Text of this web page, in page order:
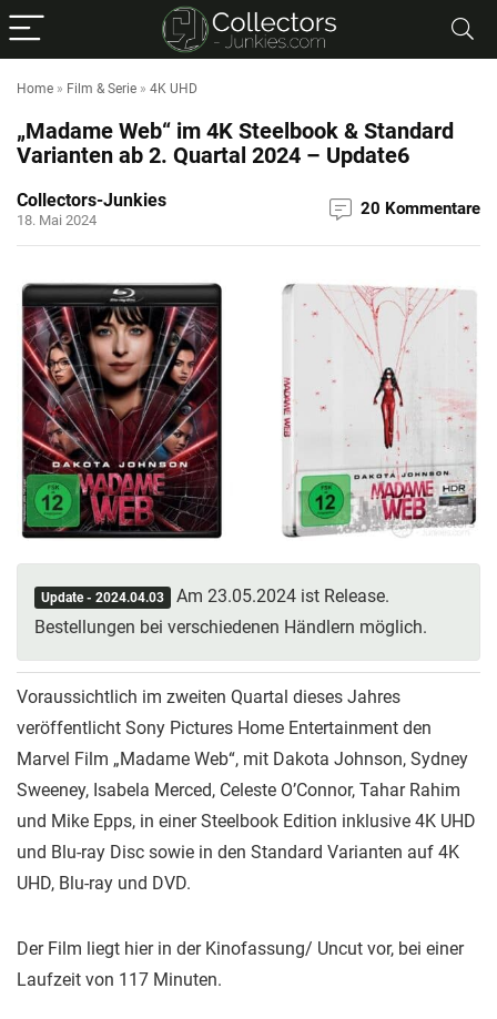
Home » Film & Serie » 4K UHD
„Madame Web“ im 4K Steelbook & Standard
Varianten ab 2. Quartal 2024 – Update6
Collectors-Junkies
18. Mai 2024
20 Kommentare
Update - 2024.04.03
Am 23.05.2024 ist Release.
Bestellungen bei verschiedenen Händlern möglich.
Voraussichtlich im zweiten Quartal dieses Jahres
veröffentlicht Sony Pictures Home Entertainment den
Marvel Film „Madame Web“, mit Dakota Johnson, Sydney
Sweeney, Isabela Merced, Celeste O’Connor, Tahar Rahim
und Mike Epps, in einer Steelbook Edition inklusive 4K UHD
und Blu-ray Disc sowie in den Standard Varianten auf 4K
UHD, Blu-ray und DVD.
Der Film liegt hier in der Kinofassung/ Uncut vor, bei einer
Laufzeit von 117 Minuten.